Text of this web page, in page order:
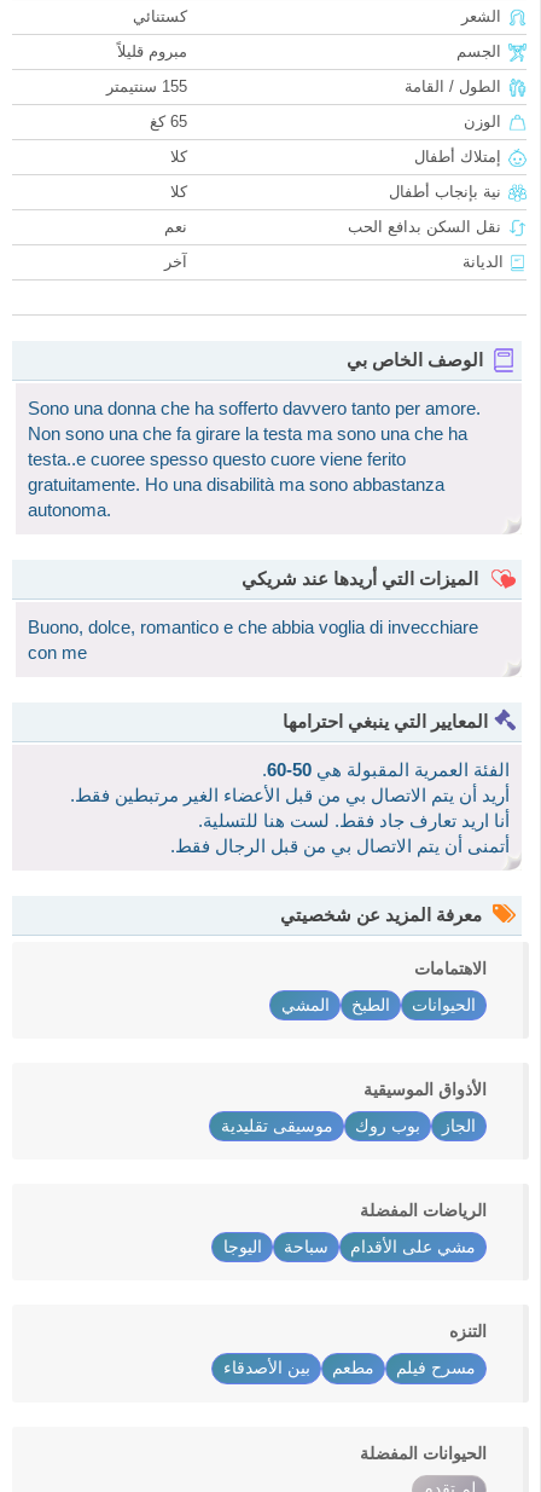
الشعر
كستنائي
الجسم
مبروم قليلاً
الطول / القامة
155 سنتيمتر
الوزن
65 كغ
إمتلاك أطفال
كلا
نية بإنجاب أطفال
كلا
نقل السكن بدافع الحب
نعم
الديانة
آخر
الوصف الخاص بي
Sono una donna che ha sofferto davvero tanto per amore.
Non sono una che fa girare la testa ma sono una che ha
testa..e cuoree spesso questo cuore viene ferito
gratuitamente. Ho una disabilità ma sono abbastanza
autonoma.
الميزات التي أريدها عند شريكي
Buono, dolce, romantico e che abbia voglia di invecchiare
con me
المعايير التي ينبغي احترامها
الفئة العمرية المقبولة هي 50-60
.
أريد أن يتم الاتصال بي من قبل الأعضاء الغير مرتبطين فقط.
أنا اريد تعارف جاد فقط. لست هنا للتسلية.
أتمنى أن يتم الاتصال بي من قبل الرجال فقط.
معرفة المزيد عن شخصيتي
الاهتمامات
الحيوانات الطبخ المشي
الأذواق الموسيقية
الجاز بوب روك موسيقى تقليدية
الرياضات المفضلة
مشي على الأقدام سباحة اليوجا
التنزه
مسرح فيلم مطعم بين الأصدقاء
الحيوانات المفضلة